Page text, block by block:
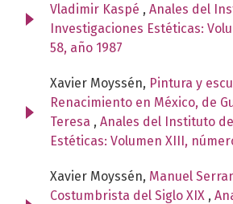
Vladimir Kaspé , Anales del
Investigaciones Estéticas:
58, año 1987
Xavier Moyssén, Pintura y
Renacimiento en México, de
Teresa , Anales del Instituto
Estéticas: Volumen XIII,
Xavier Moyssén, Manuel
Costumbrista del Siglo XIX ,